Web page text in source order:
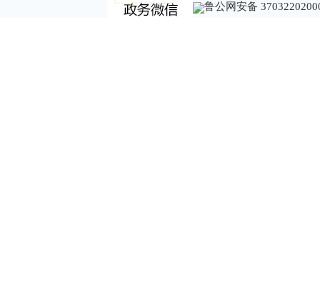
鲁公网安备